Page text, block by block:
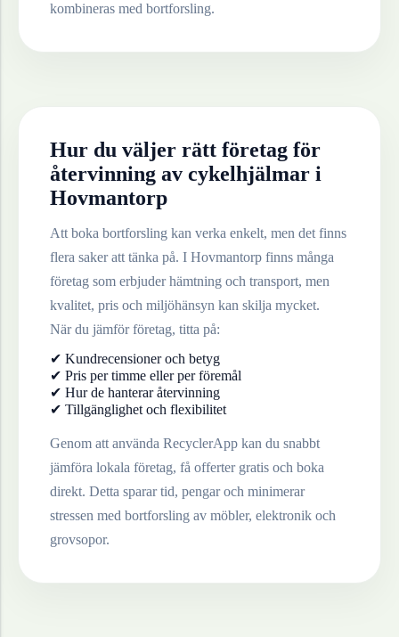
kombineras med bortforsling.
Hur du väljer rätt företag för
återvinning av cykelhjälmar i
Hovmantorp
Att boka bortforsling kan verka enkelt, men det finns
flera saker att tänka på. I Hovmantorp finns många
företag som erbjuder hämtning och transport, men
kvalitet, pris och miljöhänsyn kan skilja mycket.
När du jämför företag, titta på:
✔ Kundrecensioner och betyg
✔ Pris per timme eller per föremål
✔ Hur de hanterar återvinning
✔ Tillgänglighet och flexibilitet
Genom att använda RecyclerApp kan du snabbt
jämföra lokala företag, få offerter gratis och boka
direkt. Detta sparar tid, pengar och minimerar
stressen med bortforsling av möbler, elektronik och
grovsopor.